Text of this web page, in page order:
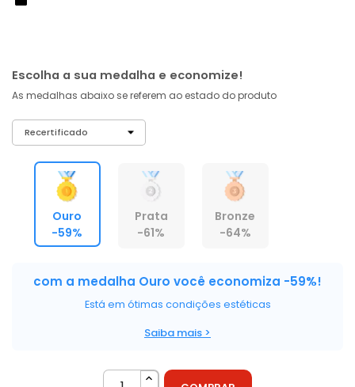
Escolha a sua medalha e economize!
As medalhas abaixo se referem ao estado do produto
Ouro
-59%
Prata
-61%
Bronze
-64%
com a medalha Ouro você economiza -59%!
Está em ótimas condições estéticas
Saiba mais >